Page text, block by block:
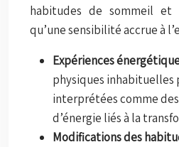
habitudes de sommeil et
qu’une sensibilité accrue à
Expériences
physiques inhabituelles
interprétées comme
d’énergie liés à la
Modifications des